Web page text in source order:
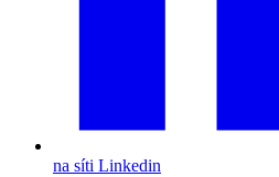
na síti Linkedin